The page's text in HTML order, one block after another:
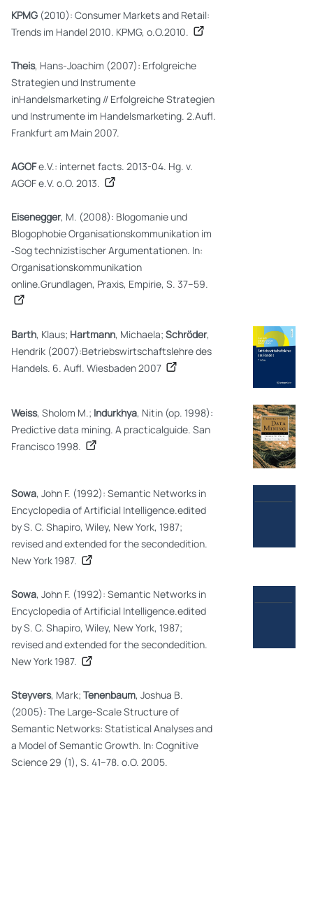
KPMG (2010): Consumer Markets and Retail:
Trends im Handel 2010. KPMG, o.O.2010.
Theis, Hans-Joachim (2007): Erfolgreiche
Strategien und Instrumente
inHandelsmarketing // Erfolgreiche Strategien
und Instrumente im Handelsmarketing. 2.Aufl.
Frankfurt am Main 2007.
AGOFe.V.: internet facts. 2013-04. Hg. v.
AGOF e.V. o.O. 2013.
Eisenegger, M. (2008): Blogomanie und
Blogophobie Organisationskommunikation im
‐Sog technizistischer Argumentationen. In:
Organisationskommunikation
online.Grundlagen, Praxis, Empirie, S. 37–59.
Barth, Klaus; Hartmann, Michaela; Schröder,
Hendrik (2007):Betriebswirtschaftslehre des
Handels. 6. Aufl. Wiesbaden 2007
Weiss, Sholom M.; Indurkhya, Nitin (op. 1998):
Predictive data mining. A practicalguide. San
Francisco 1998.
Sowa, John F. (1992): Semantic Networks in
Encyclopedia of Artificial Intelligence.edited
by S. C. Shapiro, Wiley, New York, 1987;
revised and extended for the secondedition.
New York 1987.
Sowa, John F. (1992): Semantic Networks in
Encyclopedia of Artificial Intelligence.edited
by S. C. Shapiro, Wiley, New York, 1987;
revised and extended for the secondedition.
New York 1987.
Steyvers, Mark; Tenenbaum, Joshua B.
(2005): The Large-Scale Structure of
Semantic Networks: Statistical Analyses and
a Model of Semantic Growth. In: Cognitive
Science 29 (1), S. 41–78. o.O. 2005.